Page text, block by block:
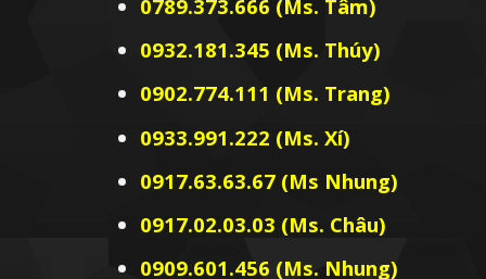
0789.373.666 (Ms. Tâm)
0932.181.345 (Ms. Thúy)
0902.774.111 (Ms. Trang)
0933.991.222 (Ms. Xí)
0917.63.63.67 (Ms Nhung)
0917.02.03.03 (Ms. Châu)
0909.601.456 (Ms. Nhung)